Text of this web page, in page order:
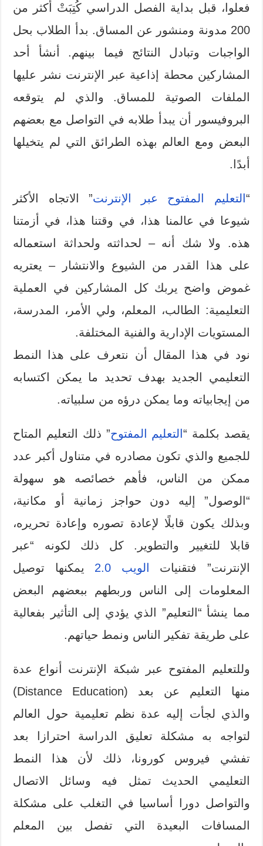
فعلوا، قبل بداية الفصل الدراسي كُتِبَتْ أكثر من
200 مدونة ومنشور عن المساق. بدأ الطلاب بحل
الواجبات وتبادل النتائج فيما بينهم. أنشأ أحد
المشاركين محطة إذاعية عبر الإنترنت نشر عليها
الملفات الصوتية للمساق. والذي لم يتوقعه
البروفيسور أن يبدأ طلابه في التواصل مع بعضهم
البعض ومع العالم بهذه الطرائق التي لم يتخيلها
أبدًا.
“ التعليم المفتوح عبر الإنترنت” الاتجاه الأكثر
شيوعا في عالمنا هذا، في وقتنا هذا، في أزمتنا
هذه. ولا شك أنه – لحداثته ولحداثة استعماله
على هذا القدر من الشيوع والانتشار – يعتريه
غموض واضح يربك كل المشاركين في العملية
التعليمية: الطالب، المعلم، ولي الأمر، المدرسة،
المستويات الإدارية والفنية المختلفة.
نود في هذا المقال أن نتعرف على هذا النمط
التعليمي الجديد بهدف تحديد ما يمكن اكتسابه
من إيجابياته وما يمكن درؤه من سلبياته.
يقصد بكلمة “التعليم المفتوح” ذلك التعليم المتاح
للجميع والذي تكون مصادره في متناول أكبر عدد
ممكن من الناس، فأهم خصائصه هو سهولة
“الوصول” إليه دون حواجز زمانية أو مكانية،
وبذلك يكون قابلًا لإعادة تصوره وإعادة تحريره،
قابلا للتغيير والتطوير. كل ذلك لكونه “عبر
الإنترنت” فتقنيات
الويب 2.0
يمكنها توصيل
المعلومات إلى الناس وربطهم ببعضهم البعض
مما ينشأ “التعليم” الذي يؤدي إلى التأثير بفعالية
على طريقة تفكير الناس ونمط حياتهم.
وللتعليم المفتوح عبر شبكة الإنترنت أنواع عدة
منها التعليم عن بعد (Distance Education)
والذي لجأت إليه عدة نظم تعليمية حول العالم
لتواجه به مشكلة تعليق الدراسة احترازا بعد
تفشي فيروس كورونا، ذلك لأن هذا النمط
التعليمي الحديث تمثل فيه وسائل الاتصال
والتواصل دورا أساسيا في التغلب على مشكلة
المسافات البعيدة التي تفصل بين المعلم